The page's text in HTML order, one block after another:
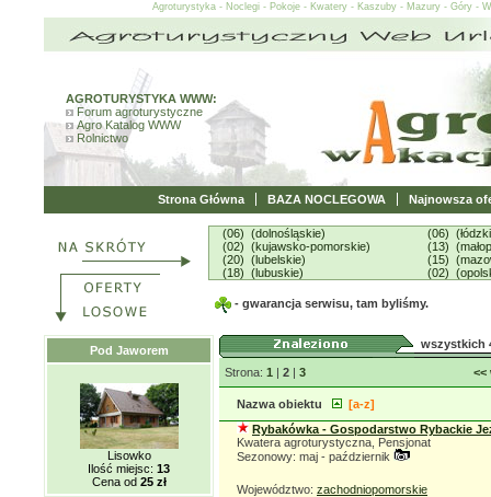
Agroturystyka - Noclegi - Pokoje - Kwatery - Kaszuby - Mazury - Góry -
AGROTURYSTYKA WWW:
Forum agroturystyczne
Agro Katalog WWW
Rolnictwo
Strona Główna BAZA NOCLEGOWA Najnowsza
(06) (dolnośląskie)
(02) (kujawsko-pomorskie)
(20) (lubelskie)
(18) (lubuskie)
(06)
(13)
(15)
(02)
- gwarancja serwisu, tam byliśmy.
Pod Jaworem
Lisowko
Ilość miejsc: 13
Cena od 25 zł
wszystkich
Strona: 1 | 2 | 3 <<
Nazwa obiektu
[a-z]
Rybakówka - Gospodarstwo Rybackie
Kwatera agroturystyczna, Pensjonat
Sezonowy: maj - październik
Województwo: zachodniopomorskie